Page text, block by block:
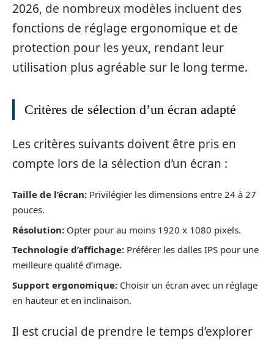
2026, de nombreux modèles incluent des
fonctions de réglage ergonomique et de
protection pour les yeux, rendant leur
utilisation plus agréable sur le long terme.
Critères de sélection d’un écran adapté
Les critères suivants doivent être pris en
compte lors de la sélection d’un écran :
Taille de l’écran: Privilégier les dimensions entre 24 à 27
pouces.
Résolution: Opter pour au moins 1920 x 1080 pixels.
Technologie d’affichage: Préférer les dalles IPS pour une
meilleure qualité d’image.
Support ergonomique: Choisir un écran avec un réglage
en hauteur et en inclinaison.
Il est crucial de prendre le temps d’explorer